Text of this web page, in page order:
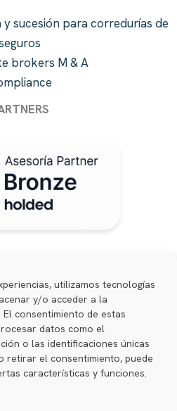
utilizamos tecnologías
y/o acceder a la
consentimiento de estas
datos como el
o las identificaciones únicas
retirar el consentimiento, puede
características y funciones.
sucesión para corredurías de
brokers M & A